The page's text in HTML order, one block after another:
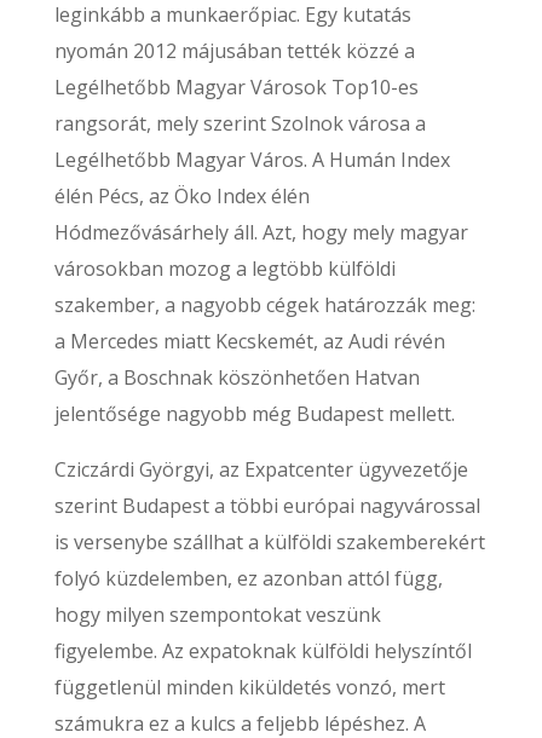
leginkább a munkaerőpiac. Egy kutatás
nyomán 2012 májusában tették közzé a
Legélhetőbb Magyar Városok Top10-es
rangsorát, mely szerint Szolnok városa a
Legélhetőbb Magyar Város. A Humán Index
élén Pécs, az Öko Index élén
Hódmezővásárhely áll. Azt, hogy mely magyar
városokban mozog a legtöbb külföldi
szakember, a nagyobb cégek határozzák meg:
a Mercedes miatt Kecskemét, az Audi révén
Győr, a Boschnak köszönhetően Hatvan
jelentősége nagyobb még Budapest mellett.
Cziczárdi Györgyi, az Expatcenter ügyvezetője
szerint Budapest a többi európai nagyvárossal
is versenybe szállhat a külföldi szakemberekért
folyó küzdelemben, ez azonban attól függ,
hogy milyen szempontokat veszünk
figyelembe. Az expatoknak külföldi helyszíntől
függetlenül minden kiküldetés vonzó, mert
számukra ez a kulcs a feljebb lépéshez. A